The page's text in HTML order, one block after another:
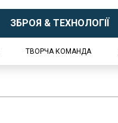
ЗБРОЯ & ТЕХНОЛОГІЇ
ТВОРЧА КОМАНДА